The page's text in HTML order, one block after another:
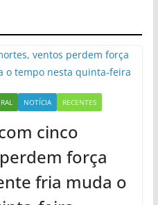
NOTÍCIA RECENTES
cinco
força
fria muda o